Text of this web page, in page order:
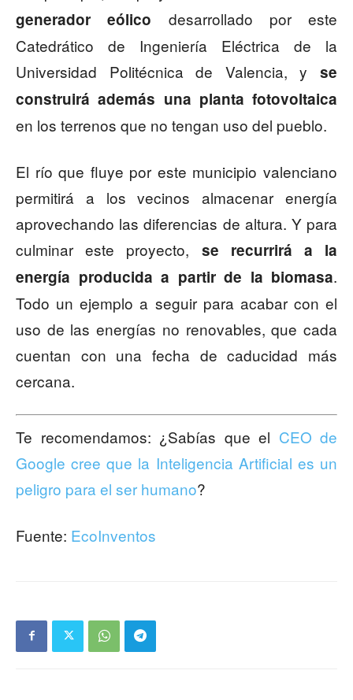
generador eólico desarrollado por este
Catedrático de Ingeniería Eléctrica de la
Universidad Politécnica de Valencia, y se
construirá además una planta fotovoltaica
en los terrenos que no tengan uso del pueblo.
El río que fluye por este municipio valenciano
permitirá a los vecinos almacenar energía
aprovechando las diferencias de altura. Y para
culminar este proyecto, se recurrirá a la
energía producida a partir de la biomasa.
Todo un ejemplo a seguir para acabar con el
uso de las energías no renovables, que cada
cuentan con una fecha de caducidad más
cercana.
Te recomendamos: ¿Sabías que el CEO de
Google cree que la Inteligencia Artificial es un
peligro para el ser humano?
Fuente: EcoInventos